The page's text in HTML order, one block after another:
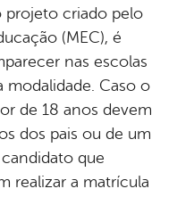
projeto criado pelo
(MEC), é
nas escolas
modalidade. Caso o
de 18 anos devem
dos pais ou de um
que
realizar a matrícula